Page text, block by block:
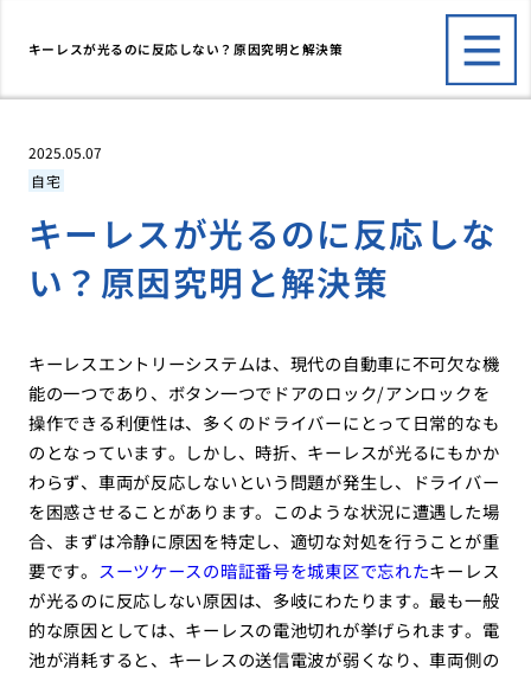
キーレスが光るのに反応しない？原因究明と解決策
2025.05.07
自宅
キーレスが光るのに反応しな
い？原因究明と解決策
キーレスエントリーシステムは、現代の自動車に不可欠な機
能の一つであり、ボタン一つでドアのロック/アンロックを
操作できる利便性は、多くのドライバーにとって日常的なも
のとなっています。しかし、時折、キーレスが光るにもかか
わらず、車両が反応しないという問題が発生し、ドライバー
を困惑させることがあります。このような状況に遭遇した場
合、まずは冷静に原因を特定し、適切な対処を行うことが重
要です。 スーツケースの暗証番号を城東区で忘れたキーレス
が光るのに反応しない原因は、多岐にわたります。最も一般
的な原因としては、キーレスの電池切れが挙げられます。電
池が消耗すると、キーレスの送信電波が弱くなり、車両側の